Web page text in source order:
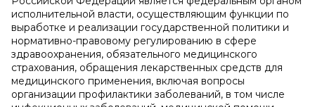
исполнительной власти, осуществляющим функции по
выработке и реализации государственной политики и
нормативно-правовому регулированию в сфере
здравоохранения, обязательного медицинского
страхования, обращения лекарственных средств для
медицинского применения, включая вопросы
организации профилактики заболеваний, в том числе